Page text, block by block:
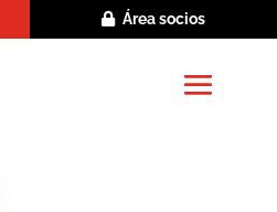
Área socios